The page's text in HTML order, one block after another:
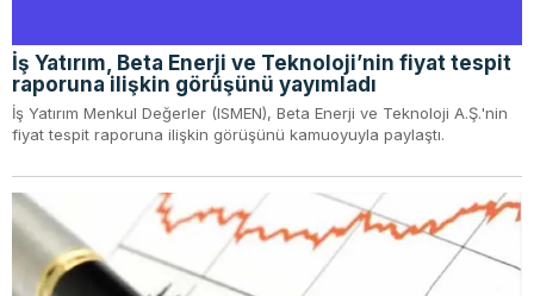
İş Yatırım, Beta Enerji ve Teknoloji’nin fiyat tespit
raporuna ilişkin görüşünü yayımladı
İş Yatırım Menkul Değerler (ISMEN), Beta Enerji ve Teknoloji A.Ş.'nin
fiyat tespit raporuna ilişkin görüşünü kamuoyuyla paylaştı.